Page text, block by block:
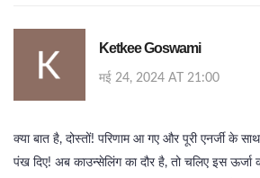
Ketkee Goswami
मई 24, 2024 AT 21:00
क्या बात है, दोस्तों! परिणाम आ गए और पूरी एनर्जी के
पंख दिए! अब काउन्सेलिंग का दौर है, तो चलिए इस ऊर्जा